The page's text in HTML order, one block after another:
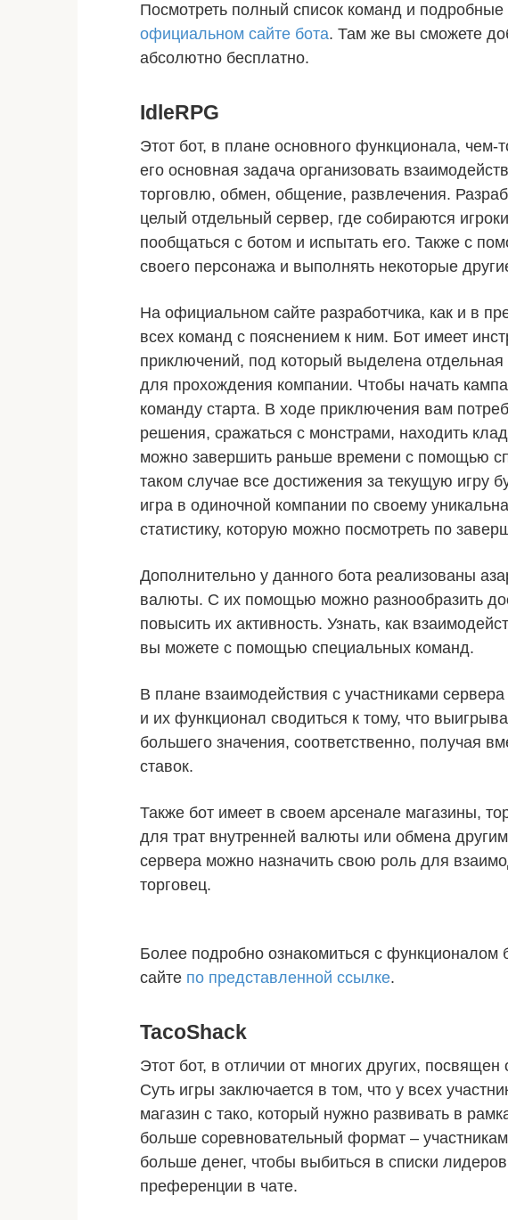
Посмотреть полный список команд и
официальном сайте бота. Там же вы сможете
абсолютно бесплатно.
IdleRPG
Этот бот, в плане основного функционала,
его основная задача организовать
торговлю, обмен, общение, развлечения.
целый отдельный сервер, где собираются
пообщаться с ботом и испытать его. Также с
своего персонажа и выполнять некоторые
На официальном сайте разработчика, как и в
всех команд с пояснением к ним. Бот имеет
приключений, под который выделена
для прохождения компании. Чтобы начать
команду старта. В ходе приключения вам
решения, сражаться с монстрами, находить
можно завершить раньше времени с помощью
таком случае все достижения за текущую игру
игра в одиночной компании по своему
статистику, которую можно посмотреть по
Дополнительно у данного бота реализованы
валюты. С их помощью можно разнообразить
повысить их активность. Узнать, как
вы можете с помощью специальных команд.
В плане взаимодействия с участниками
и их функционал сводиться к тому, что
большего значения, соответственно, получая
ставок.
Также бот имеет в своем арсенале магазины,
для трат внутренней валюты или обмена
сервера можно назначить свою роль для
торговец.
Более подробно ознакомиться с
сайте по представленной ссылке.
TacoShack
Этот бот, в отличии от многих других, посвящен
Суть игры заключается в том, что у всех
магазин с тако, который нужно развивать в
больше соревновательный формат –
больше денег, чтобы выбиться в списки
преференции в чате.